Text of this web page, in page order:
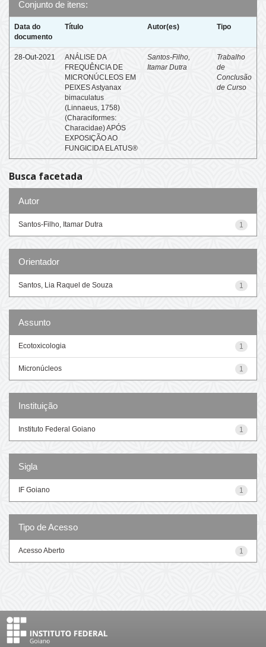
Conjunto de itens:
Data do
documento
Título Autor(es) Tipo
28-Out-2021
ANÁLISE DA
FREQUÊNCIA DE
MICRONÚCLEOS EM
PEIXES Astyanax
bimaculatus
(Linnaeus, 1758)
(Characiformes:
Characidae) APÓS
EXPOSIÇÃO AO
FUNGICIDA ELATUS®
Santos-Filho,
Itamar Dutra
Trabalho
de
Conclusão
de Curso
Busca facetada
Autor
1
Santos-Filho, Itamar Dutra
Orientador
1
Santos, Lia Raquel de Souza
Assunto
1
Ecotoxicologia
1
Micronúcleos
Instituição
1
Instituto Federal Goiano
Sigla
1
IF Goiano
Tipo de Acesso
1
Acesso Aberto